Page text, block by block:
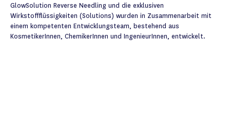
GlowSolution Reverse Needling und die exklusiven
Wirkstoffflüssigkeiten (Solutions) wurden in Zusammenarbeit mit
einem kompetenten Entwicklungsteam, bestehend aus
KosmetikerInnen, ChemikerInnen und IngenieurInnen, entwickelt.